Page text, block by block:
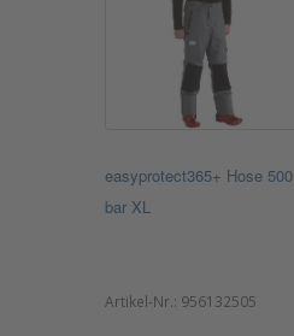
easyprotect365+ Hose 500
bar XL
Artikel-Nr.: 956132505